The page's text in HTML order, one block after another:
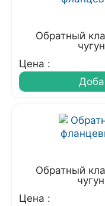
Обратный
Цена :
Обратный
Цена :